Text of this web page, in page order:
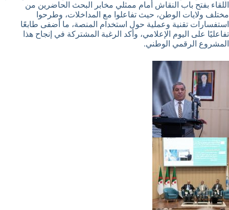
اللقاء بفتح باب النقاش أمام ممثلي مخابر البحث الحاضرين من
مختلف ولايات الوطن، حيث تفاعلوا مع المداخلات، وطرحوا
استفسارات تقنية وعملية حول استخدام المنصة، ما أضفى طابعًا
تفاعليًا على اليوم الإعلامي، وأكد الرغبة المشتركة في إنجاح هذا
المشروع الرقمي الوطني.